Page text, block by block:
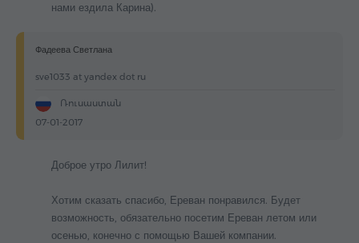
нами ездила Карина).
Фадеева Светлана
sve1033 at yandex dot ru
Ռուսաստան
07-01-2017
Доброе утро Лилит!
Хотим сказать спасибо, Ереван понравился. Будет
возможность, обязательно посетим Ереван летом или
осенью, конечно с помощью Вашей компании.